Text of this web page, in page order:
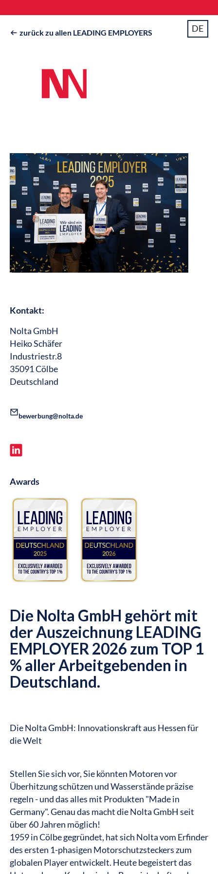
 zurück zu allen LEADING EMPLOYERS DE
Kontakt:
Nolta GmbH
Heiko Schäfer
Industriestr.8
35091 Cölbe
Deutschland
bewerbung@nolta.de
Awards
Die Nolta GmbH gehört mit
der Auszeichnung LEADING
EMPLOYER 2026 zum TOP 1
% aller Arbeitgebenden in
Deutschland.
Die Nolta GmbH: Innovationskraft aus Hessen für
die Welt
Stellen Sie sich vor, Sie könnten Motoren vor
Überhitzung schützen und Wasserstände präzise
regeln - und das alles mit Produkten "Made in
Germany". Genau das macht die Nolta GmbH seit
über 60 Jahren möglich!
1959 in Cölbe gegründet, hat sich Nolta vom Erfinder
des ersten 1-phasigen Motorschutzsteckers zum
globalen Player entwickelt. Heute begeistert das